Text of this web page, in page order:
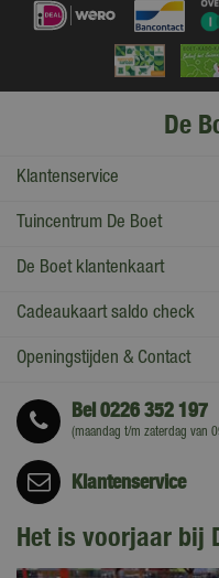
De
Klantenservice
Tuincentrum De Boet
De Boet klantenkaart
Cadeaukaart saldo check
Openingstijden & Contact
Bel0226 352 197
(maandag t/m zaterdag van
Klantenservice
Het is voorjaar bij